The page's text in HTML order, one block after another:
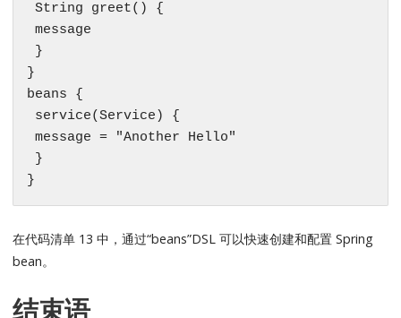
String greet() {
message
}
}
beans {
service(Service) {
message = "Another Hello"
}
}
在代码清单 13 中，通过“beans”DSL 可以快速创建和配置 Spring
bean。
结束语